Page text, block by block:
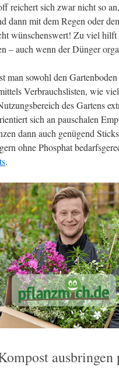
reichert sich zwar nicht so
dann mit dem Regen oder
wünschenswert! Zu viel
– auch wenn der Dünger
man sowohl den
Verbrauchslisten, wie
des Gartens
sich an pauschalen
dann auch genügend
ohne Phosphat
.
ausbringen